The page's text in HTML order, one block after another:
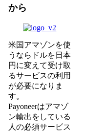
から
米国アマゾンを使
うならドルを日本
円に変えて受け取
るサービスの利用
が必要になりま
す。
Payoneerはアマゾ
ン輸出をしている
人の必須サービス